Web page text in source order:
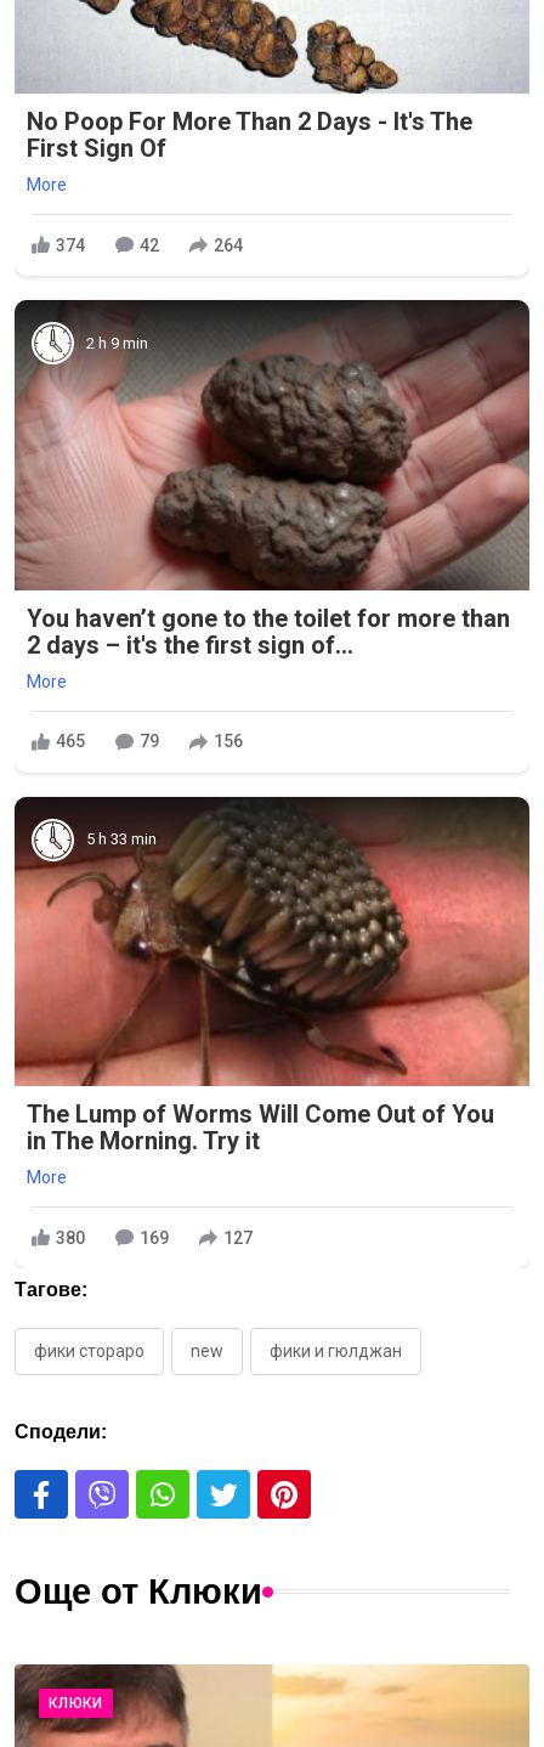
No Poop For More Than 2 Days - It's The
First Sign Of
More
374 42 264
2 h 9 min
You haven’t gone to the toilet for more than
2 days – it's the first sign of...
More
465 79 156
5 h 33 min
The Lump of Worms Will Come Out of You
in The Morning. Try it
More
380 169 127
Тагове:
фики стораро new фики и гюлджан
Сподели:
Още от Клюки
КЛЮКИ